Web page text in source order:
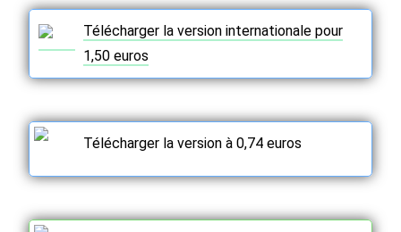
Télécharger la version internationale pour
1,50 euros
Télécharger la version à 0,74 euros